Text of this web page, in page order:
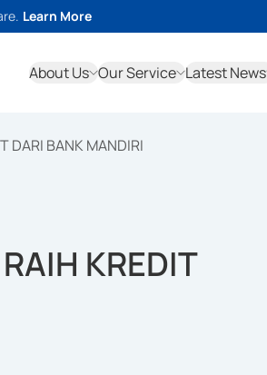
Learn More
About Us Our Service Latest News
DARI BANK MANDIRI
KREDIT